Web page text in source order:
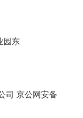
园东
司 京公网安备